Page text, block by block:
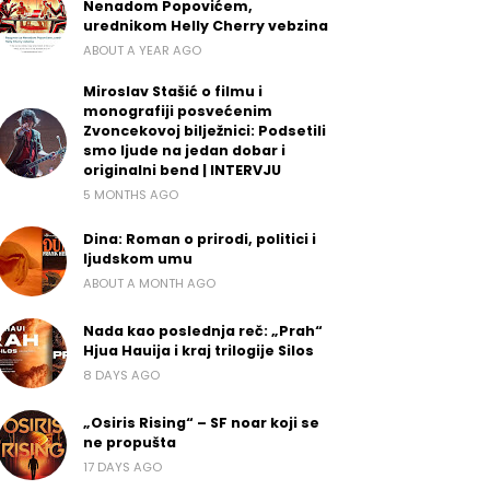
Nenadom Popovićem,
urednikom Helly Cherry vebzina
ABOUT A YEAR AGO
Miroslav Stašić o filmu i
monografiji posvećenim
Zvoncekovoj bilježnici: Podsetili
smo ljude na jedan dobar i
originalni bend | INTERVJU
5 MONTHS AGO
Dina: Roman o prirodi, politici i
ljudskom umu
ABOUT A MONTH AGO
Nada kao poslednja reč: „Prah“
Hjua Hauija i kraj trilogije Silos
8 DAYS AGO
„Osiris Rising“ – SF noar koji se
ne propušta
17 DAYS AGO